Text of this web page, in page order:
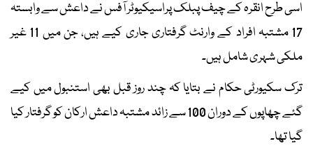
اسی طرح انقرہ کے چیف پبلک پراسیکیوٹر آفس نے داعش سے وابستہ
17 مشتبہ افراد کے وارنٹ گرفتاری جاری کیے ہیں، جن میں 11 غیر
ملکی شہری شامل ہیں۔
ترک سکیورٹی حکام نے بتایا کہ چند روز قبل بھی استنبول میں کیے
گئے چھاپوں کے دوران 100 سے زائد مشتبہ داعش ارکان کو گرفتار کیا
گیا تھا۔